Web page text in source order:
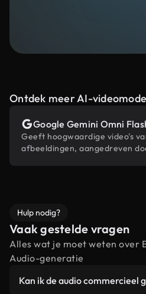
Ontdek meer AI-
Google Gemini Omni
Geeft hoogwaardige video's
afbeeldingen, aangedreven
Hulp nodig?
Vaak gestelde vragen
Alles wat je moet weten over
Audio-generatie
Kan ik de audio commercieel